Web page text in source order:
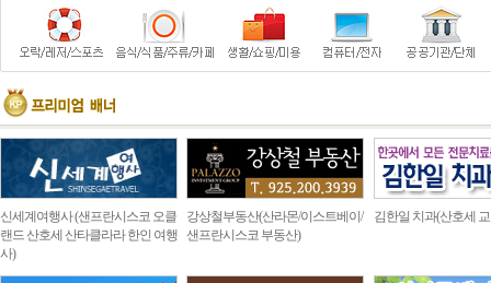
신세계여행사 (샌프란시스코 오클
랜드 산호세 산타클라라 한인 여행
사)
강상철부동산(산라몬/이스트베이/
샌프란시스코 부동산)
김한일 치과(산호세